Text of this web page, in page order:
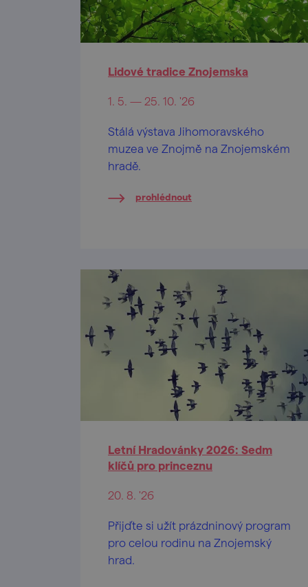
Lidové tradice Znojemska
1. 5. — 25. 10. '26
Stálá výstava Jihomoravského
muzea ve Znojmě na Znojemském
hradě.
prohlédnout
Letní Hradovánky 2026: Sedm
klíčů pro princeznu
20. 8. '26
Přijďte si užít prázdninový program
pro celou rodinu na Znojemský
hrad.